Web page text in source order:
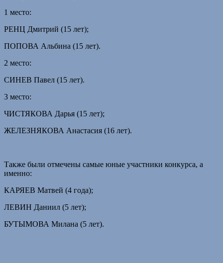
1 место:
РЕНЦ Дмитрий (15 лет);
ПОПОВА Альбина (15 лет).
2 место:
СИНЕВ Павел (15 лет).
3 место:
ЧИСТЯКОВА Дарья (15 лет);
ЖЕЛЕЗНЯКОВА Анастасия (16 лет).
Также были отмечены самые юные участники конкурса, а
именно:
КАРЯЕВ Матвей (4 года);
ЛЕВИН Даниил (5 лет);
БУТЫМОВА Милана (5 лет).